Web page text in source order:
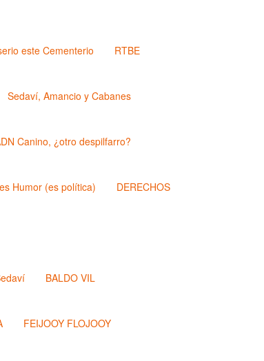
este Cementerio RTBE
Sedaví, Amancio y Cabanes
Canino, ¿otro despilfarro?
Humor (es política) DERECHOS
BALDO VIL
FEIJOOY FLOJOOY